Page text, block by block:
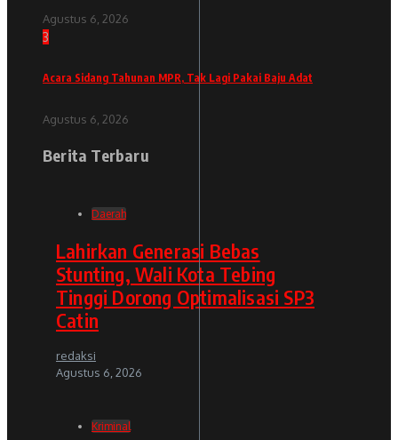
Agustus 6, 2026
3
Acara Sidang Tahunan MPR, Tak Lagi Pakai Baju Adat
Agustus 6, 2026
Berita Terbaru
Daerah
Lahirkan Generasi Bebas
Stunting, Wali Kota Tebing
Tinggi Dorong Optimalisasi SP3
Catin
redaksi
Agustus 6, 2026
Kriminal